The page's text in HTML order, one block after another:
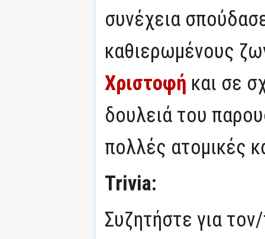
συνέχεια
καθιερωμένους
Χριστοφή και σε
δουλειά του
πολλές ατομικές
Trivia:
Συζητήστε για